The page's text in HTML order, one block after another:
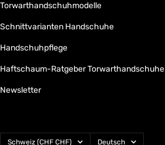
Torwarthandschuhmodelle
Schnittvarianten Handschuhe
Handschuhpflege
Haftschaum-Ratgeber Torwarthandschuhe
Newsletter
Land/Region
Schweiz (CHF CHF) Sprache
Deutsch